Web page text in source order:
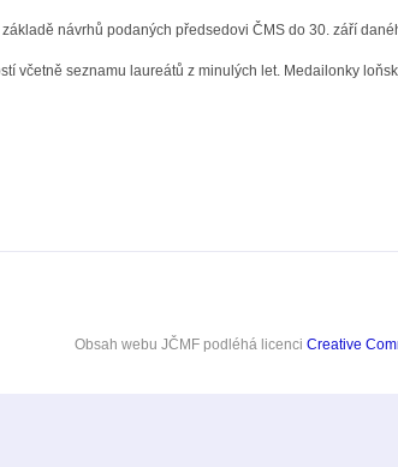
návrhů podaných předsedovi ČMS do 30. září
včetně seznamu laureátů z minulých let. Medailonky
Obsah webu JČMFpodléhá licenci Creative